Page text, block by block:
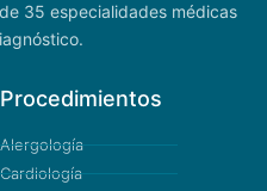
35 especialidades médicas
Procedimientos
Alergología
Cardiología